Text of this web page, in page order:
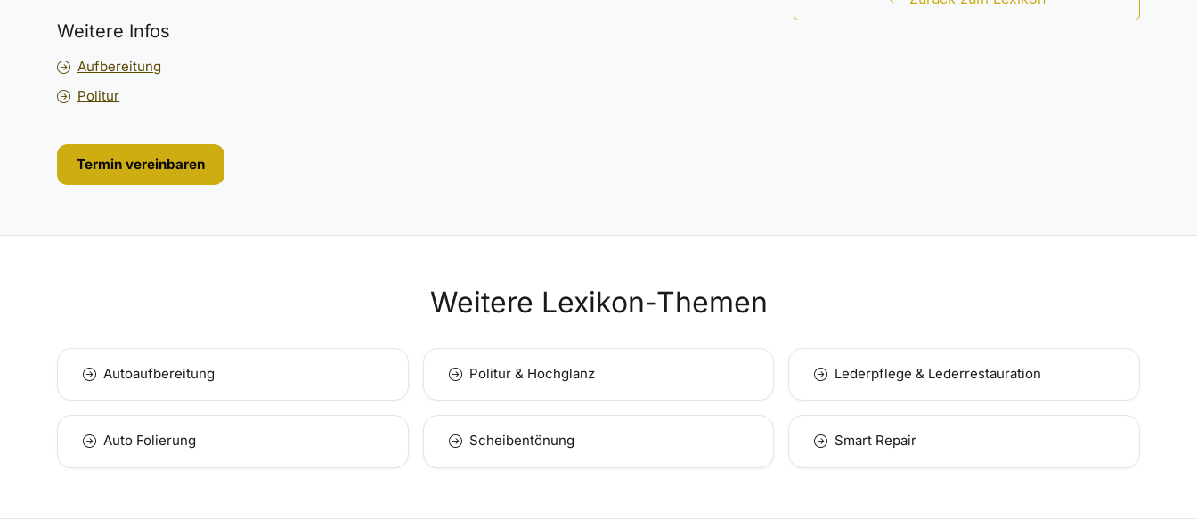
Weitere Infos
Aufbereitung
Politur
Termin vereinbaren
Weitere Lexikon-Themen
Autoaufbereitung Politur & Hochglanz Lederpflege & Lederrestauration
Auto Folierung Scheibentönung Smart Repair